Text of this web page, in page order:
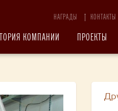
НАГРАДЫ КОНТАКТЫ
КОМПАНИИ ПРОЕКТЫ